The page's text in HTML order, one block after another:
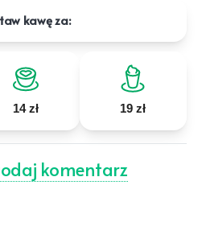
kawę za:
14 zł 19 zł
komentarz